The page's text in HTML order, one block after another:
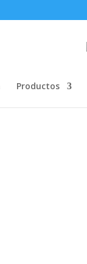
Productos